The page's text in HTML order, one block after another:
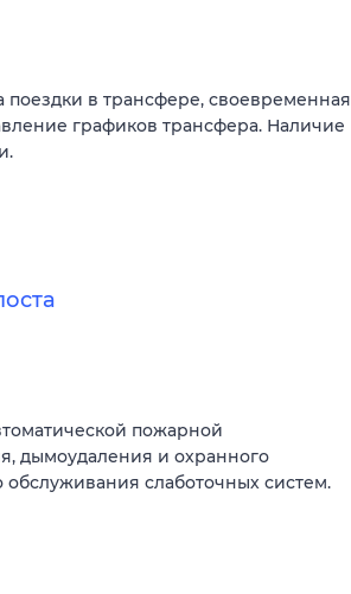
поездки в трансфере, своевременная
графиков трансфера. Наличие
пожарной
дымоудаления и охранного
слаботочных систем.